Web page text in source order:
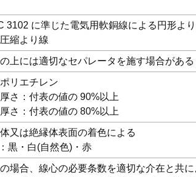
3102 に準じた電気用軟銅線による円形よ
縮より線
上には適切なセパレータを施す場合がある
リエチレン
さ：付表の値の 90%以上
さ：付表の値の 80%以上
又は絶縁体表面の着色による
黒・白(自然色)・赤
場合、線心の必要条数を適切な介在と共